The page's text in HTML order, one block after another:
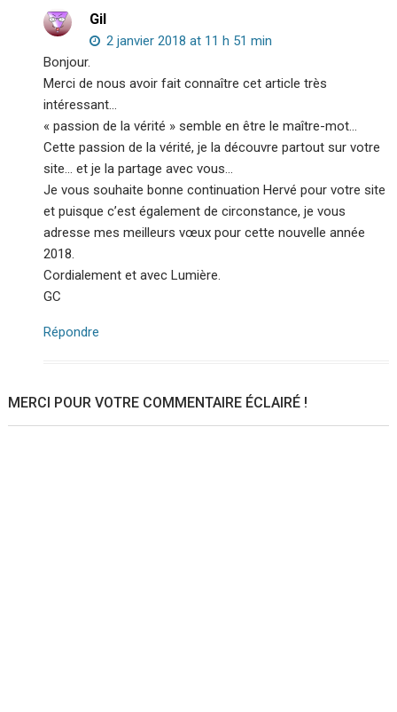
Gil
2 janvier 2018 at 11 h 51 min
Bonjour.
Merci de nous avoir fait connaître cet article très
intéressant…
« passion de la vérité » semble en être le maître-mot…
Cette passion de la vérité, je la découvre partout sur votre
site… et je la partage avec vous…
Je vous souhaite bonne continuation Hervé pour votre site
et puisque c’est également de circonstance, je vous
adresse mes meilleurs vœux pour cette nouvelle année
2018.
Cordialement et avec Lumière.
GC
Répondre
MERCI POUR VOTRE COMMENTAIRE ÉCLAIRÉ !